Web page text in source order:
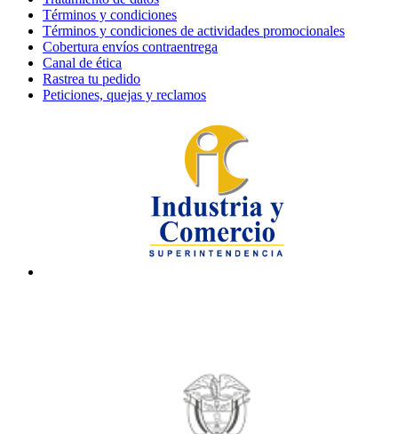
Términos y condiciones
Términos y condiciones de actividades promocionales
Cobertura envíos contraentrega
Canal de ética
Rastrea tu pedido
Peticiones, quejas y reclamos